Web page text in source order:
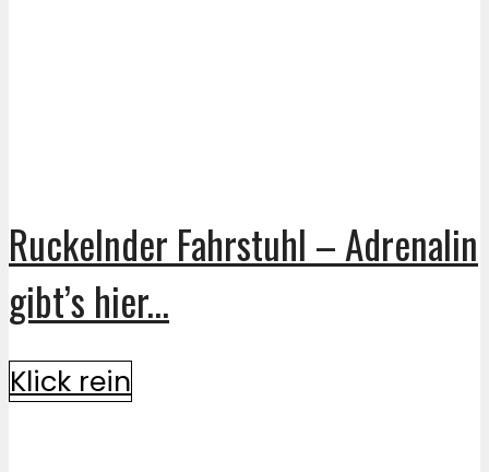
Ruckelnder Fahrstuhl – Adrenalin
gibt’s hier...
Klick rein